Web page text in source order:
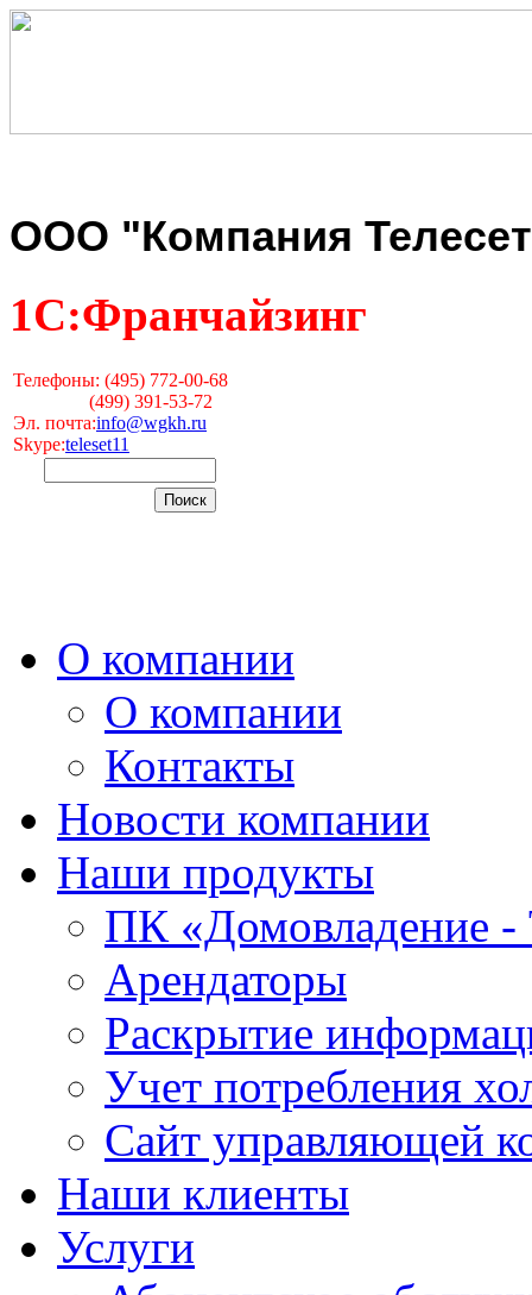
ООО "Компания
1С:Франчайзинг
Телефоны: (495) 772-00-68
(499) 391-53-72
Эл. почта:info@wgkh.ru
Skype:teleset11
О компании
О компании
Контакты
Новости компании
Наши продукты
ПК «Домовладение -
Арендаторы
Раскрытие
Учет потребления
Сайт управляющей
Наши клиенты
Услуги